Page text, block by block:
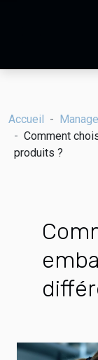
Accueil
Comment
produits ?